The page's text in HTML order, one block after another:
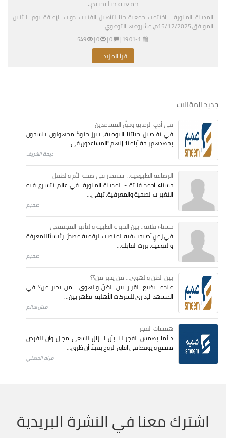
جمعية جنا تختتم..
المدينة المنورة : اختتمت جمعية جنا لتأهيل الفتيات ذوات الإعاقة يوم الاثنين
الموافق 15/12/2025م، مشروعها التوعوي..
01-11-2026 03:19 مساءً |
0 |
0 |
549
اقرأ المزيد ...
جديد المقالات
في أدبِ الرعايةِ وحقِّ المساعدين
في تفاصيل حياتنا اليومية، يبرز جنودٌ مجهولون ينسجون
بجهدهم راحة أيامنا؛ إنهم "المساعدون في...
ديمة الشريف
الرضاعة الطبيعية.. استثمار في صحة الأم والطفل
حسناء أحمد فلاتة - المدينة المنورة: في عالم تتسارع فيه
التغيرات الصحية والمعرفية، تبقى...
صميم
حسناء فلاتة.. بين الخبرة الطبية والتأثير المجتمعي
في زمنٍ أصبحت فيه المنصات الرقمية مصدرًا رئيسيًا للمعرفة
والتوعية، برزت القابلة...
صميم
بين الظن والهوى... من يدير من؟؟
عندما يضيع القرار بين الظنّ والهوى… من يدير من؟ في
المشهد الإداري للشركات الأهلية، تظهر بين...
منال سالم
همسات الفجر
دائما يهمس الفجر لنا بأن لا زال للسعي مجال وأن للفرص
متسع و يوقظ في آفاق الروح يقينًا أن طُرق...
مرام الجهني
اشترك معنا في النشرة البريدية